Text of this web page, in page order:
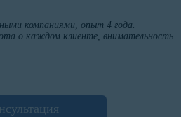
компаниями, опыт 4 года.
о каждом клиенте, внимательность